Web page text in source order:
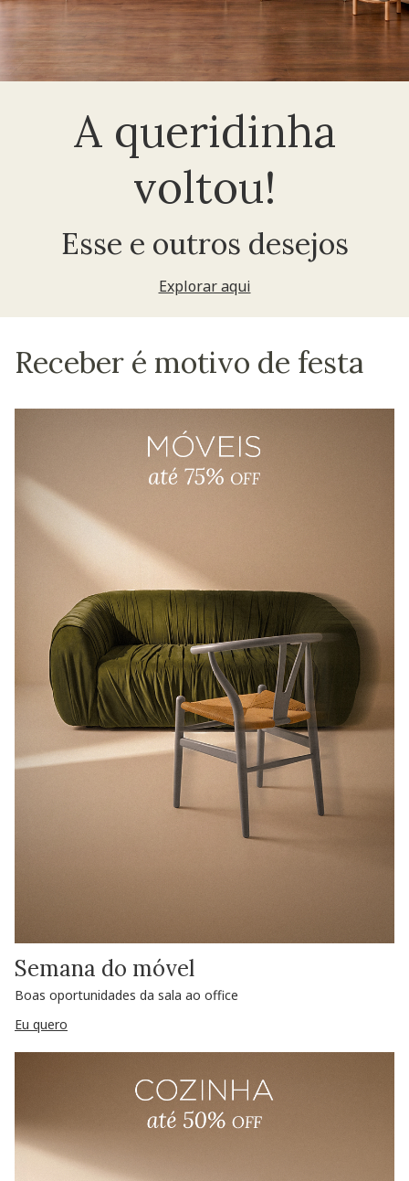
A queridinha
voltou!
Esse e outros desejos
Explorar aqui
Receber é motivo de festa
Semana do móvel
Boas oportunidades da sala ao office
Eu quero